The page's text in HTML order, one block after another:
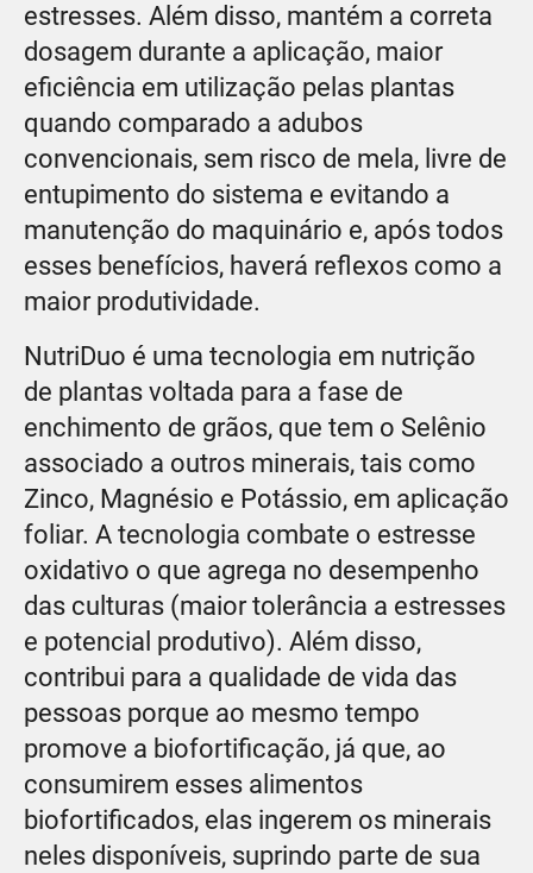
estresses. Além disso, mantém a correta
dosagem durante a aplicação, maior
eficiência em utilização pelas plantas
quando comparado a adubos
convencionais, sem risco de mela, livre de
entupimento do sistema e evitando a
manutenção do maquinário e, após todos
esses benefícios, haverá reflexos como a
maior produtividade.
NutriDuo é uma tecnologia em nutrição
de plantas voltada para a fase de
enchimento de grãos, que tem o Selênio
associado a outros minerais, tais como
Zinco, Magnésio e Potássio, em aplicação
foliar. A tecnologia combate o estresse
oxidativo o que agrega no desempenho
das culturas (maior tolerância a estresses
e potencial produtivo). Além disso,
contribui para a qualidade de vida das
pessoas porque ao mesmo tempo
promove a biofortificação, já que, ao
consumirem esses alimentos
biofortificados, elas ingerem os minerais
neles disponíveis, suprindo parte de sua